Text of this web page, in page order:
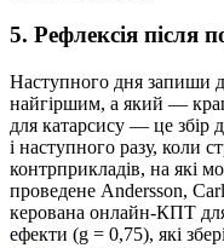
5. Рефлексія після
Наступного дня запиши
найгіршим, а який —
для катарсису — це збір
і наступного разу, коли
контрприкладів, на які
проведене Andersson,
керована онлайн-КПТ для
ефекти (g = 0,75), які